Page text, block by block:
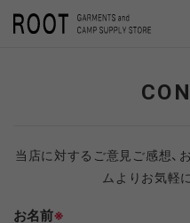
TOP CONTACT
当店に対するご意見ご感想、
ムよりお気軽
お名前※